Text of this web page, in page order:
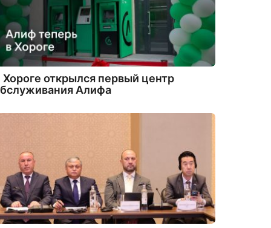
Хороге открылся первый центр
Алифа